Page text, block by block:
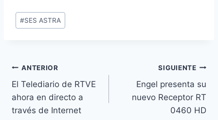
Etiquetas
de
#SES ASTRA
Navegación
de
entradas
ANTERIOR
El Telediario de RTVE
ahora en directo a
través de Internet
SIGUIENTE
Engel presenta su
nuevo Receptor RT
0460 HD